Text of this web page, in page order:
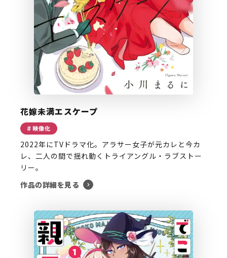
花嫁未満エスケープ
2022年にTVドラマ化。アラサー女子が元カレと今カ
レ、二人の間で揺れ動くトライアングル・ラブストー
リー。
作品の詳細を見る